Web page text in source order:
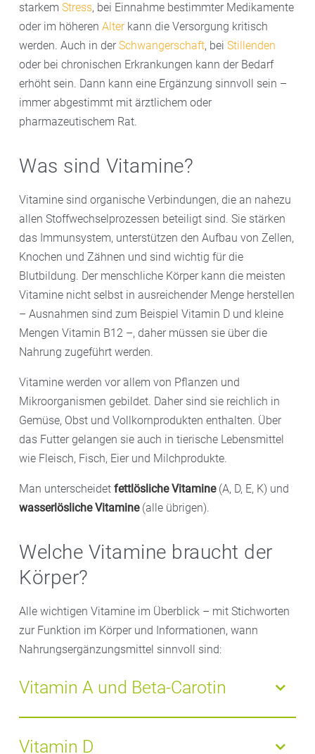
starkem Stress, bei Einnahme bestimmter Medikamente
oder im höheren Alterkann die Versorgung kritisch
werden. Auch in der Schwangerschaft, bei Stillenden
oder bei chronischen Erkrankungen kann der Bedarf
erhöht sein. Dann kann eine Ergänzung sinnvoll sein –
immer abgestimmt mit ärztlichem oder
pharmazeutischem Rat.
Was sind Vitamine?
Vitamine sind organische Verbindungen, die an nahezu
allen Stoffwechselprozessen beteiligt sind. Sie stärken
das Immunsystem, unterstützen den Aufbau von Zellen,
Knochen und Zähnen und sind wichtig für die
Blutbildung. Der menschliche Körper kann die meisten
Vitamine nicht selbst in ausreichender Menge herstellen
– Ausnahmen sind zum Beispiel Vitamin D und kleine
Mengen Vitamin B12 –, daher müssen sie über die
Nahrung zugeführt werden.
Vitamine werden vor allem von Pflanzen und
Mikroorganismen gebildet. Daher sind sie reichlich in
Gemüse, Obst und Vollkornprodukten enthalten. Über
das Futter gelangen sie auch in tierische Lebensmittel
wie Fleisch, Fisch, Eier und Milchprodukte.
Man unterscheidet fettlösliche Vitamine(A, D, E, K) und
wasserlösliche Vitamine(alle übrigen).
Welche Vitamine braucht der
Körper?
Alle wichtigen Vitamine im Überblick – mit Stichworten
zur Funktion im Körper und Informationen, wann
Nahrungsergänzungsmittel sinnvoll sind:
Vitamin A und Beta-Carotin
Bedeutung:Vitamin A und Beta-Carotin sind wichtig
für Augen, Haut, Schleimhäute und Immunsystem
Vitamin D